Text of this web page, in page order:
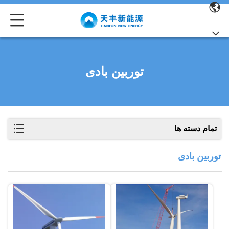
توربین بادی
تمام دسته ها
توربین بادی